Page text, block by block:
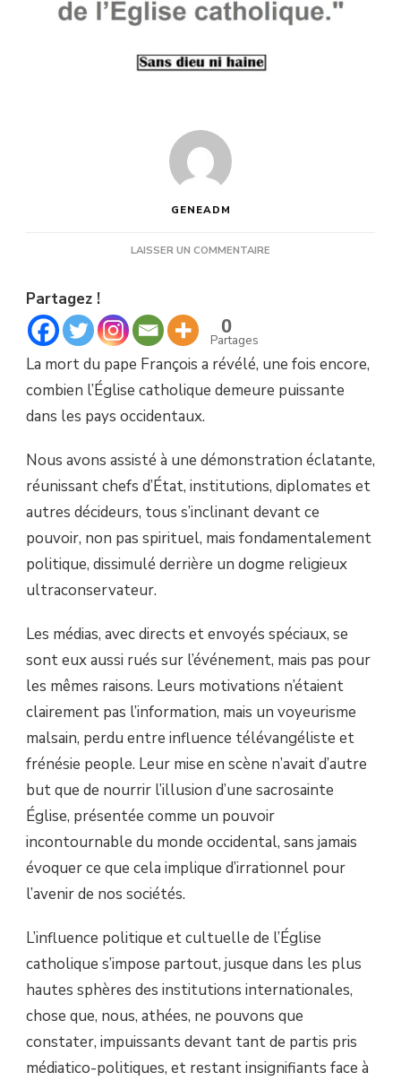
GENEADM
LAISSER UN COMMENTAIRE
DE
L’ÉGLISE
Partagez !
0
Partages
La mort du pape François a révélé, une fois encore,
combien l’Église catholique demeure puissante
dans les pays occidentaux.
Nous avons assisté à une démonstration éclatante,
réunissant chefs d’État, institutions, diplomates et
autres décideurs, tous s’inclinant devant ce
pouvoir, non pas spirituel, mais fondamentalement
politique, dissimulé derrière un dogme religieux
ultraconservateur.
Les médias, avec directs et envoyés spéciaux, se
sont eux aussi rués sur l’événement, mais pas pour
les mêmes raisons. Leurs motivations n’étaient
clairement pas l’information, mais un voyeurisme
malsain, perdu entre influence télévangéliste et
frénésie people. Leur mise en scène n’avait d’autre
but que de nourrir l’illusion d’une sacrosainte
Église, présentée comme un pouvoir
incontournable du monde occidental, sans jamais
évoquer ce que cela implique d’irrationnel pour
l’avenir de nos sociétés.
L’influence politique et cultuelle de l’Église
catholique s’impose partout, jusque dans les plus
hautes sphères des institutions internationales,
chose que, nous, athées, ne pouvons que
constater, impuissants devant tant de partis pris
médiatico-politiques, et restant insignifiants face à